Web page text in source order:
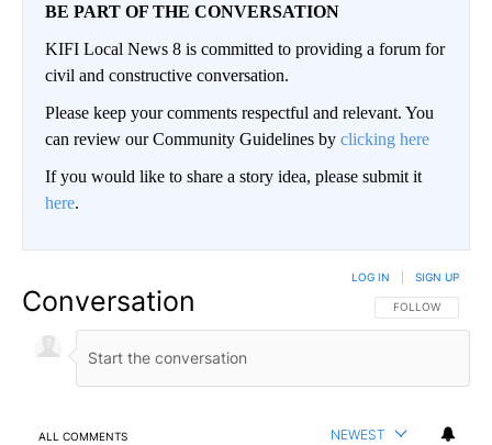
BE PART OF THE CONVERSATION
KIFI Local News 8 is committed to providing a forum for
civil and constructive conversation.
Please keep your comments respectful and relevant. You
can review our Community Guidelines by clicking here
If you would like to share a story idea, please submit it
here.
Conversation FOLLOW THIS
FOLLOW
LOG IN SIGN UP
ALL COMMENTS NEWEST